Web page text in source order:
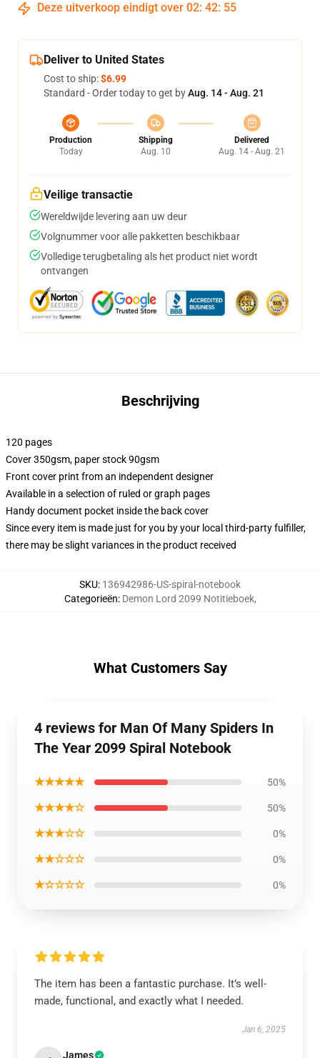
Deze uitverkoop eindigt over 02: 42: 54
Deliver to United States
Cost to ship:$6.99
Standard - Order today to get byAug. 14 - Aug. 21
Production
Today
Shipping
Aug. 10
Delivered
Aug. 14 - Aug. 21
Veilige transactie
Wereldwijde levering aan uw deur
Volgnummer voor alle pakketten beschikbaar
Volledige terugbetaling als het product niet wordt
ontvangen
Beschrijving
120 pages
Cover 350gsm, paper stock 90gsm
Front cover print from an independent designer
Available in a selection of ruled or graph pages
Handy document pocket inside the back cover
Since every item is made just for you by your local third-party fulfiller,
there may be slight variances in the product received
SKU: 136942986-US-spiral-notebook
Categorieën: Demon Lord 2099 Notitieboek,
What Customers Say
4 reviews for Man Of Many Spiders In
The Year 2099 Spiral Notebook
★★★★★ 50%
★★★★☆ 50%
★★★☆☆ 0%
★★☆☆☆ 0%
★☆☆☆☆ 0%
The item has been a fantastic purchase. It’s well-
made, functional, and exactly what I needed.
Jan 6, 2025
James